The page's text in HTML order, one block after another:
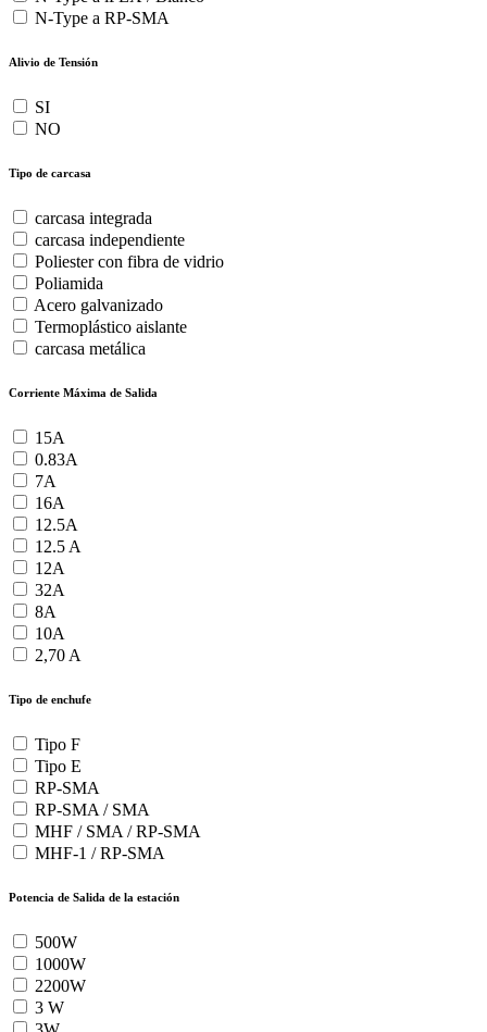
N-Type a RP-SMA
Alivio de Tensión
SI
NO
Tipo de carcasa
carcasa integrada
carcasa independiente
Poliester con fibra de vidrio
Poliamida
Acero galvanizado
Termoplástico aislante
carcasa metálica
Corriente Máxima de Salida
15A
0.83A
7A
16A
12.5A
12.5 A
12A
32A
8A
10A
2,70 A
Tipo de enchufe
Tipo F
Tipo E
RP-SMA
RP-SMA / SMA
MHF / SMA / RP-SMA
MHF-1 / RP-SMA
Potencia de Salida de la estación
500W
1000W
2200W
3 W